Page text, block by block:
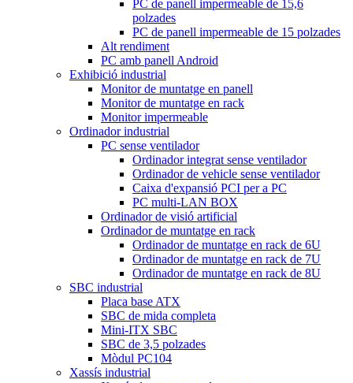
PC de panell impermeable de 15,6
polzades
PC de panell impermeable de 15 polzades
Alt rendiment
PC amb panell Android
Exhibició industrial
Monitor de muntatge en panell
Monitor de muntatge en rack
Monitor impermeable
Ordinador industrial
PC sense ventilador
Ordinador integrat sense ventilador
Ordinador de vehicle sense ventilador
Caixa d'expansió PCI per a PC
PC multi-LAN BOX
Ordinador de visió artificial
Ordinador de muntatge en rack
Ordinador de muntatge en rack de 6U
Ordinador de muntatge en rack de 7U
Ordinador de muntatge en rack de 8U
SBC industrial
Placa base ATX
SBC de mida completa
Mini-ITX SBC
SBC de 3,5 polzades
Mòdul PC104
Xassís industrial